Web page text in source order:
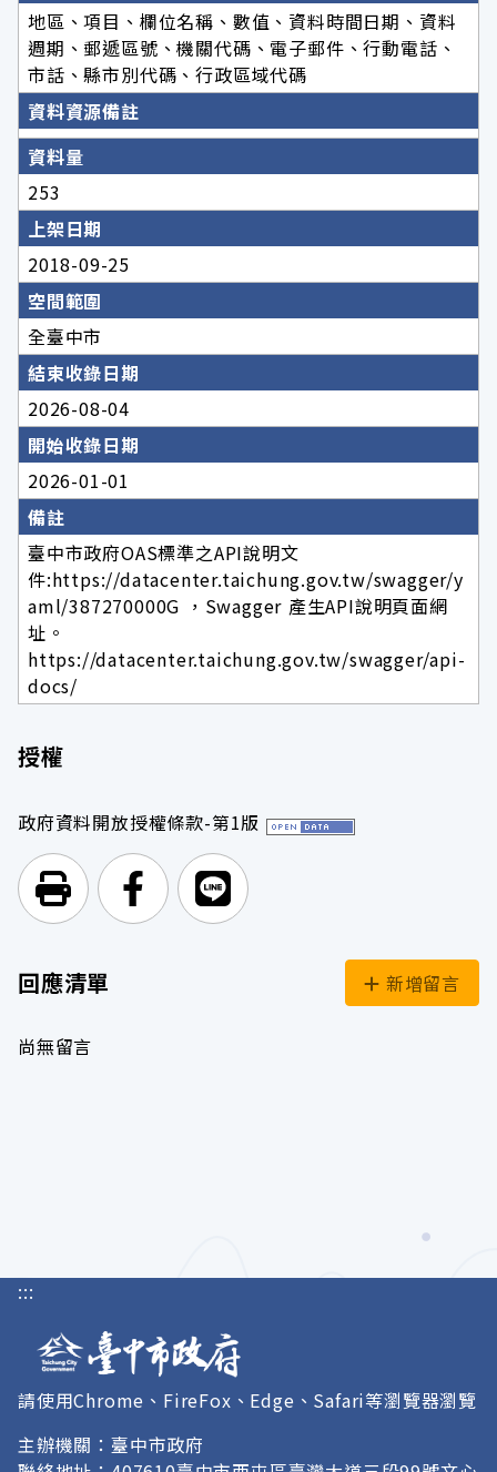
地區、項目、欄位名稱、數值、資料時間日期、資料
週期、郵遞區號、機關代碼、電子郵件、行動電話、
市話、縣市別代碼、行政區域代碼
資料資源備註
資料量
253
上架日期
2018-09-25
空間範圍
全臺中市
結束收錄日期
2026-08-04
開始收錄日期
2026-01-01
備註
臺中市政府OAS標準之API說明文
件:https://datacenter.taichung.gov.tw/swagger/y
aml/387270000G ，Swagger 產生API說明頁面網
址。
https://datacenter.taichung.gov.tw/swagger/api-
docs/
授權
政府資料開放授權條款-第1版
列印頁面前往Facebook
前往Line
回應清單 新增留言
尚無留言
:::
請使用Chrome、FireFox、Edge、Safari等瀏覽器瀏覽
主辦機關：臺中市政府